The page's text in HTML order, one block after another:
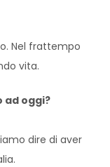
Nel frattempo
vita.
ad oggi?
dire di aver